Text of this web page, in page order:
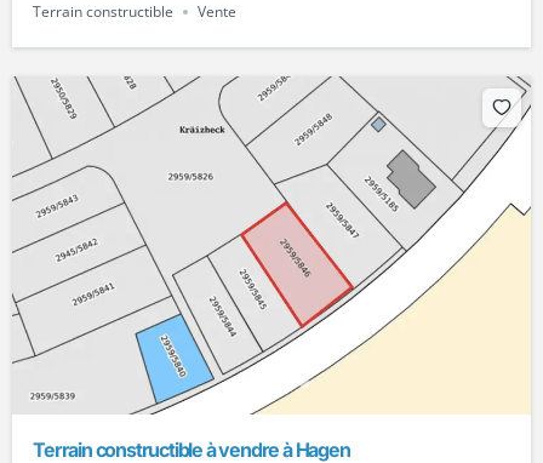
Terrain constructible Vente
Terrain constructible à vendre à Hagen